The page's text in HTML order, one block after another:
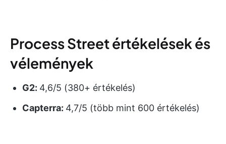
Process Street értékelések és
vélemények
G2: 4,6/5 (380+ értékelés)
Capterra: 4,7/5 (több mint 600 értékelés)